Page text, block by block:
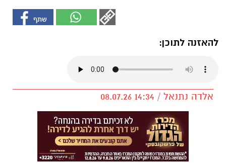
להאזנה לתוכן:
אלדה נתנאל / 14:34 08.07.26